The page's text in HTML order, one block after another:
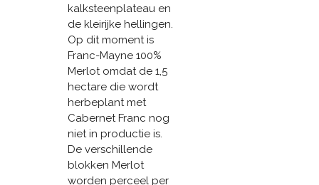
kalksteenplateau en
de kleirijke hellingen.
Op dit moment is
Franc-Mayne 100%
Merlot omdat de 1,5
hectare die wordt
herbeplant met
Cabernet Franc nog
niet in productie is.
De verschillende
blokken Merlot
worden perceel per